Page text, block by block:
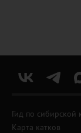
Гид по сибирской
Карта катков